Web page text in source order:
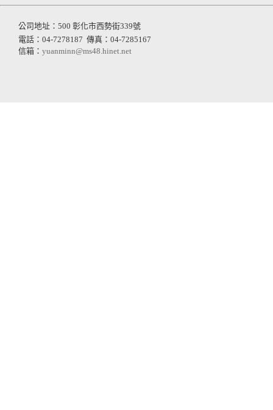
公司地址：500 彰化市西勢街339號
電話：04-7278187 傳真：04-7285167
信箱： yuanminn@ms48.hinet.net